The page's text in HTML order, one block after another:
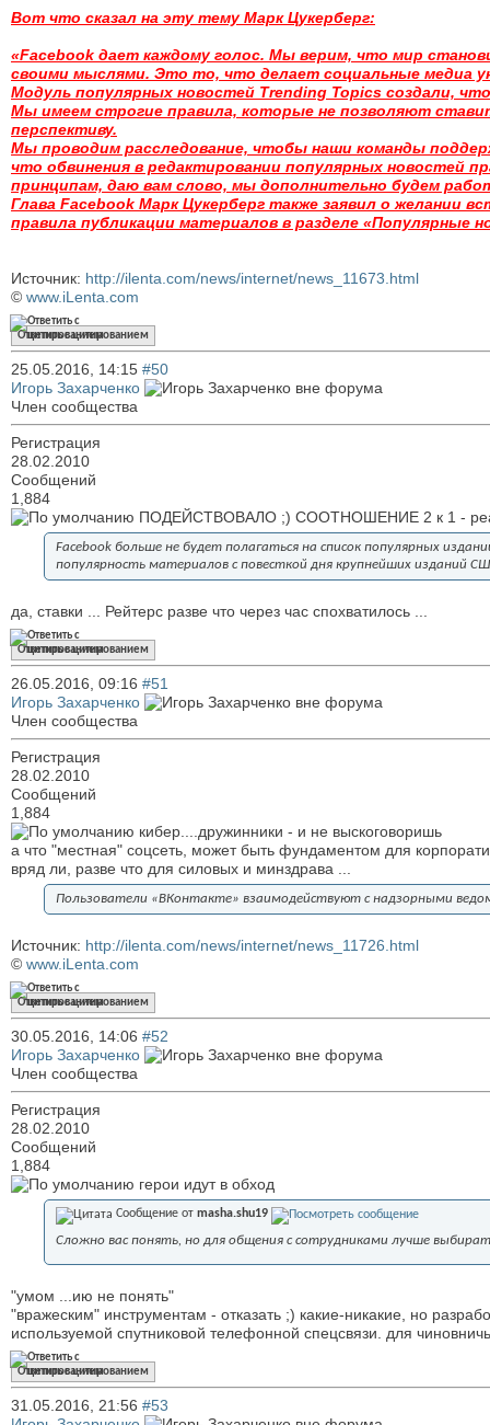
Вот что сказал на эту тему Марк Цукерберг:
«Facebook дает каждому голос. Мы верим, что мир
своими мыслями. Это то, что делает социальные медиа
Модуль популярных новостей Trending Topics создали,
Мы имеем строгие правила, которые не позволяют
перспективу.
Мы проводим расследование, чтобы наши команды
что обвинения в редактировании популярных новостей
принципам, даю вам слово, мы дополнительно будем
Глава Facebook Марк Цукерберг также заявил о желании
правила публикации материалов в разделе «Популярные
Источник: http://ilenta.com/news/internet/news_11673.html
© www.iLenta.com
Ответить с цитированием
25.05.2016, 14:15 #50
Игорь Захарченко
Член сообщества
Регистрация
28.02.2010
Сообщений
1,884
ПОДЕЙСТВОВАЛО ;) СООТНОШЕНИЕ 2 к 1 -
Facebook больше не будет полагаться на список популярных
популярность материалов с повесткой дня крупнейших изданий
да, ставки ... Рейтерс разве что через час спохватилось ...
Ответить с цитированием
26.05.2016, 09:16 #51
Игорь Захарченко
Член сообщества
Регистрация
28.02.2010
Сообщений
1,884
кибер....дружинники - и не выскоговоришь
а что "местная" соцсеть, может быть фундаментом для
вряд ли, разве что для силовых и минздрава ...
Пользователи «ВКонтакте» взаимодействуют с надзорными
Источник: http://ilenta.com/news/internet/news_11726.html
© www.iLenta.com
Ответить с цитированием
30.05.2016, 14:06 #52
Игорь Захарченко
Член сообщества
Регистрация
28.02.2010
Сообщений
1,884
герои идут в обход
Сообщение от masha.shu19
Сложно вас понять, но для общения с сотрудниками лучше
"умом ...ию не понять"
"вражеским" инструментам - отказать ;) какие-никакие, но
используемой спутниковой телефонной спецсвязи. для
Ответить с цитированием
31.05.2016, 21:56 #53